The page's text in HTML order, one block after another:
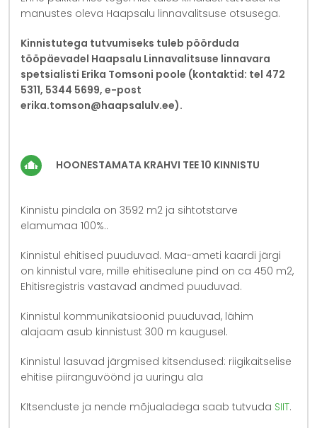
manustes oleva Haapsalu linnavalitsuse otsusega.
Kinnistutega tutvumiseks tuleb pöörduda
tööpäevadel Haapsalu Linnavalitsuse linnavara
spetsialisti Erika Tomsoni poole (kontaktid: tel 472
5311, 5344 5699, e-post
erika.tomson@haapsalulv.ee).
HOONESTAMATA KRAHVI TEE 10 KINNISTU
Kinnistu pindala on 3592 m2 ja sihtotstarve
elamumaa 100%..
Kinnistul ehitised puuduvad. Maa-ameti kaardi järgi
on kinnistul vare, mille ehitisealune pind on ca 450 m2,
Ehitisregistris vastavad andmed puuduvad.
Kinnistul kommunikatsioonid puuduvad, lähim
alajaam asub kinnistust 300 m kaugusel.
Kinnistul lasuvad järgmised kitsendused: riigikaitselise
ehitise piiranguvöönd ja uuringu ala
KItsenduste ja nende mõjualadega saab tutvuda SIIT.